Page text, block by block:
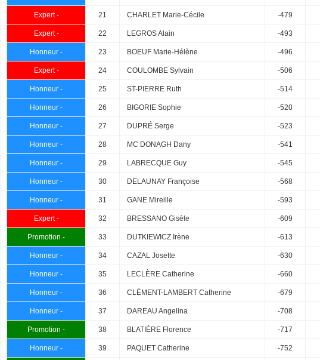
Expert - 21 CHARLET Marie-Cécile -479
Expert - 22 LEGROS Alain -493
Honneur - 23 BOEUF Marie-Hélène -496
Expert - 24 COULOMBE Sylvain -506
Honneur - 25 ST-PIERRE Ruth -514
Honneur - 26 BIGORIE Sophie -520
Honneur - 27 DUPRÉ Serge -523
Honneur - 28 MC DONAGH Dany -541
Honneur - 29 LABRECQUE Guy -545
Honneur - 30 DELAUNAY Françoise -568
Honneur - 31 GANE Mireille -593
Expert - 32 BRESSANO Gisèle -609
Promotion - 33 DUTKIEWICZ Irène -613
Honneur - 34 CAZAL Josette -630
Honneur - 35 LECLÈRE Catherine -660
Honneur - 36 CLÉMENT-LAMBERT Catherine -679
Honneur - 37 DAREAU Angelina -708
Promotion - 38 BLATIÈRE Florence -717
Honneur - 39 PAQUET Catherine -752